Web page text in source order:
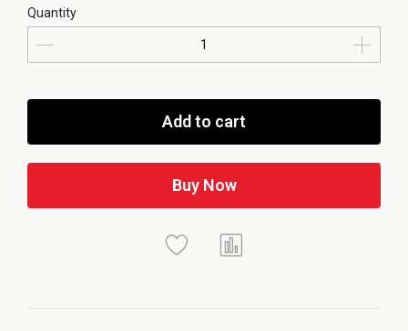
Quantity
Add to cart
Buy Now